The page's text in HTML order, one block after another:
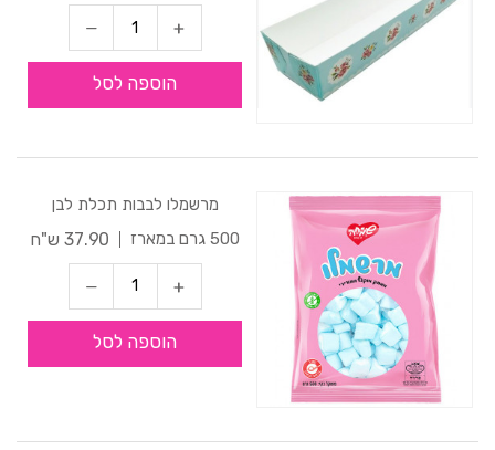
הוספה לסל
מרשמלו לבבות תכלת לבן
500 גרם במארז
37.90 ש"ח
הוספה לסל